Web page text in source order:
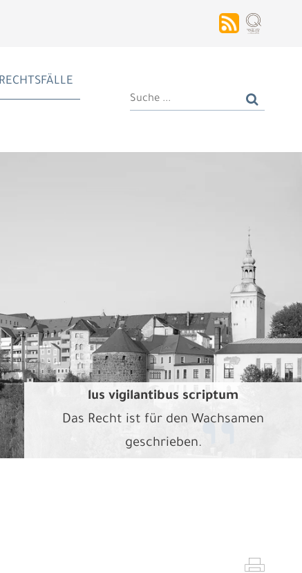
RECHTSFÄLLE
lus vigilantibus scriptum
Das Recht ist für den Wachsamen
geschrieben.